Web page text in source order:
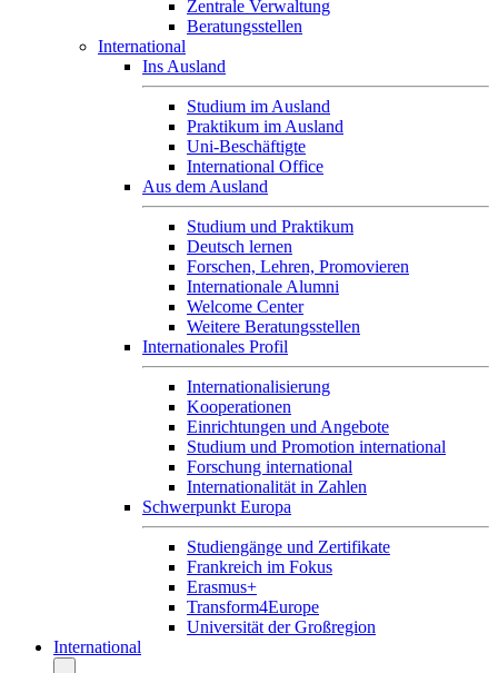
Zentrale Verwaltung
Beratungsstellen
International
Ins Ausland
Studium im Ausland
Praktikum im Ausland
Uni-Beschäftigte
International Office
Aus dem Ausland
Studium und Praktikum
Deutsch lernen
Forschen, Lehren, Promovieren
Internationale Alumni
Welcome Center
Weitere Beratungsstellen
Internationales Profil
Internationalisierung
Kooperationen
Einrichtungen und Angebote
Studium und Promotion international
Forschung international
Internationalität in Zahlen
Schwerpunkt Europa
Studiengänge und Zertifikate
Frankreich im Fokus
Erasmus+
Transform4Europe
Universität der Großregion
International